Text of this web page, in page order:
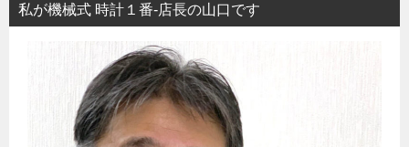
私が機械式 時計１番-店長の山口です